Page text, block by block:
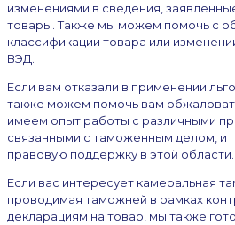
изменениями в сведения,
товары. Также мы можем помочь с
классификации товара или
ВЭД.
Если вам отказали в применении
также можем помочь вам
имеем опыт работы с различными
связанными с таможенным делом, и
правовую поддержку в этой области.
Если вас интересует камеральная
проводимая таможней в рамках
декларациям на товар, мы также